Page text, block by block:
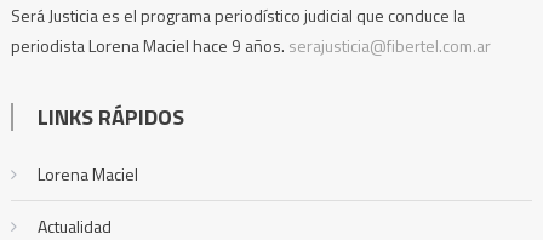
Será Justicia es el programa periodístico judicial que conduce la
periodista Lorena Maciel hace 9 años. serajusticia@fibertel.com.ar
LINKS RÁPIDOS
Lorena Maciel
Actualidad